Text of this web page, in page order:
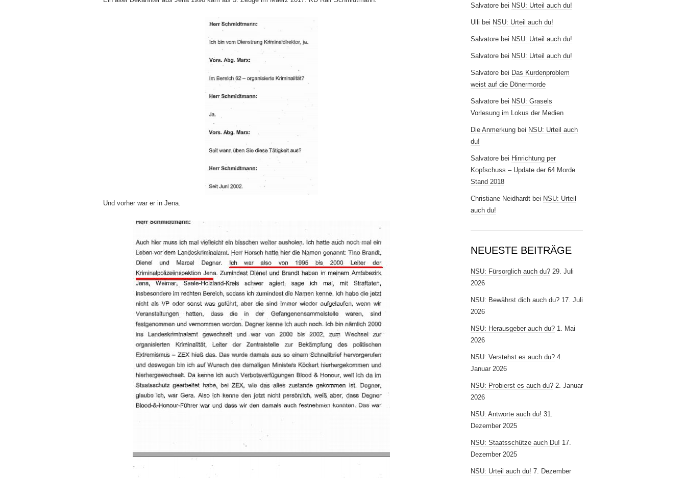
Und vorher war er in Jena.
Salvatore bei NSU: Urteil auch du!
Ulli bei NSU: Urteil auch du!
Salvatore bei NSU: Urteil auch du!
Salvatore bei NSU: Urteil auch du!
Salvatore bei Das Kurdenproblem
weist auf die Dönermorde
Salvatore bei NSU: Grasels
Vorlesung im Lokus der Medien
Die Anmerkung bei NSU: Urteil auch
du!
Salvatore bei Hinrichtung per
Kopfschuss – Update der 64 Morde
Stand 2018
Christiane Neidhardt bei NSU: Urteil
auch du!
NEUESTE BEITRÄGE
NSU: Fürsorglich auch du? 29. Juli
2026
NSU: Bewährst dich auch du? 17. Juli
2026
NSU: Herausgeber auch du? 1. Mai
2026
NSU: Verstehst es auch du? 4.
Januar 2026
NSU: Probierst es auch du? 2. Januar
2026
NSU: Antworte auch du! 31.
Dezember 2025
NSU: Staatsschütze auch Du! 17.
Dezember 2025
NSU: Urteil auch du! 7. Dezember